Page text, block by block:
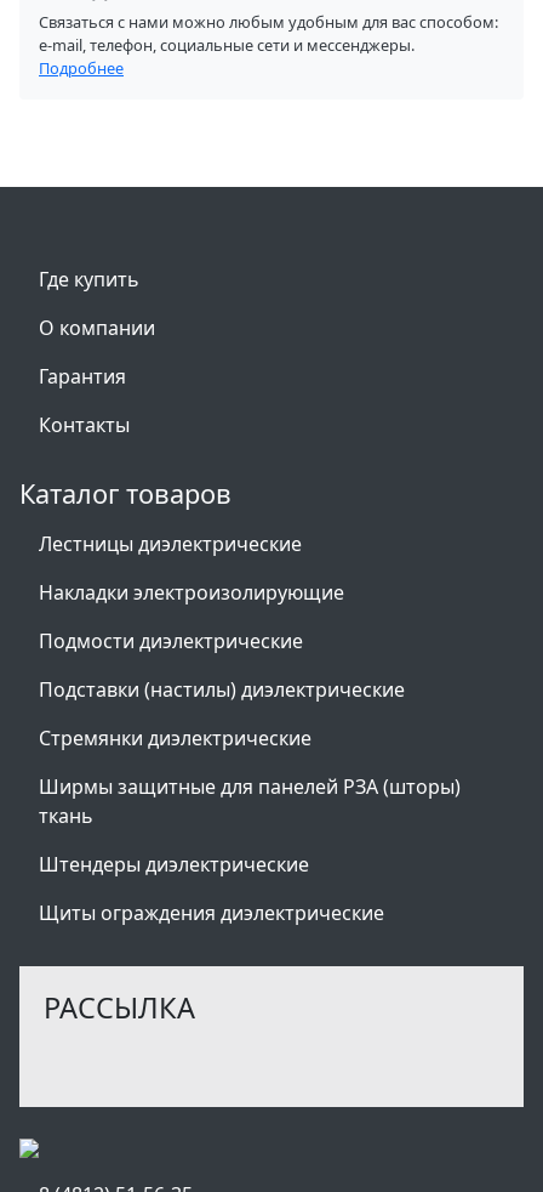
Связаться с нами можно любым удобным для вас способом:
e-mail, телефон, социальные сети и мессенджеры.
Подробнее
Где купить
О компании
Гарантия
Контакты
Каталог товаров
Лестницы диэлектрические
Накладки электроизолирующие
Подмости диэлектрические
Подставки (настилы) диэлектрические
Стремянки диэлектрические
Ширмы защитные для панелей РЗА (шторы)
ткань
Штендеры диэлектрические
Щиты ограждения диэлектрические
РАССЫЛКА